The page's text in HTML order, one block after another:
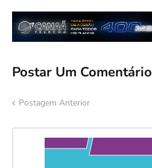
Postar Um Comentário
Postagem Anterior